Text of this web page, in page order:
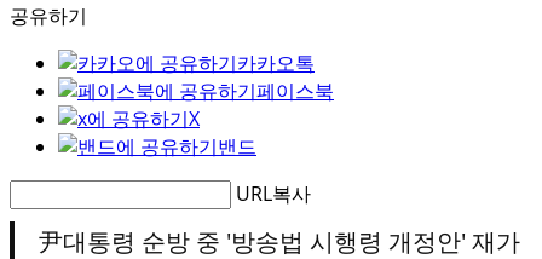
공유하기
카카오톡
페이스북
X
밴드
URL복사
尹대통령 순방 중 '방송법 시행령 개정안' 재가